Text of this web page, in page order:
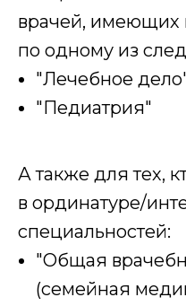
врачей, имеющих
по одному из
"Лечебное
"Педиатрия"
А также для тех,
в ординатуре/
специальностей:
"Общая
(семейная